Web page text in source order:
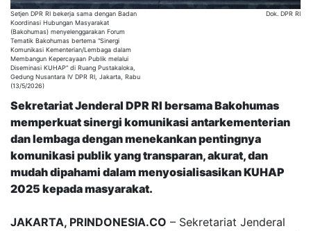
Setjen DPR RI bekerja sama dengan Badan
Koordinasi Hubungan Masyarakat
(Bakohumas) menyelenggarakan Forum
Tematik Bakohumas bertema “Sinergi
Komunikasi Kementerian/Lembaga dalam
Membangun Kepercayaan Publik melalui
Diseminasi KUHAP” di Ruang Pustakaloka,
Gedung Nusantara IV DPR RI, Jakarta, Rabu
(13/5/2026)
Dok. DPR RI
Sekretariat Jenderal DPR RI bersama Bakohumas
memperkuat sinergi komunikasi antarkementerian
dan lembaga dengan menekankan pentingnya
komunikasi publik yang transparan, akurat, dan
mudah dipahami dalam menyosialisasikan KUHAP
2025 kepada masyarakat.
JAKARTA, PRINDONESIA.CO – Sekretariat Jenderal